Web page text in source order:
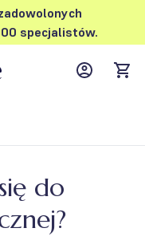
specjalistów.
MyFFM
do